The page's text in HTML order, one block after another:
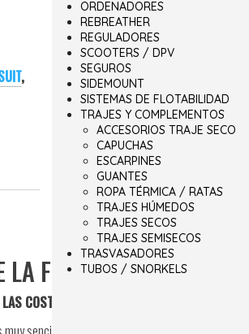
,
FUERZA DE BUCEO NST
COSTURAS MARCAN LA DIFERENCIA
ORDENADORES
REBREATHER
REGULADORES
SCOOTERS / DPV
SEGUROS
SIDEMOUNT
SISTEMAS DE FLOTABILIDAD
TRAJES Y COMPLEMENTOS
ACCESORIOS TRAJE SECO
CAPUCHAS
ESCARPINES
GUANTES
ROPA TÉRMICA / RATAS
TRAJES HÚMEDOS
TRAJES SECOS
TRAJES SEMISECOS
TRASVASADORES
TUBOS / SNORKELS